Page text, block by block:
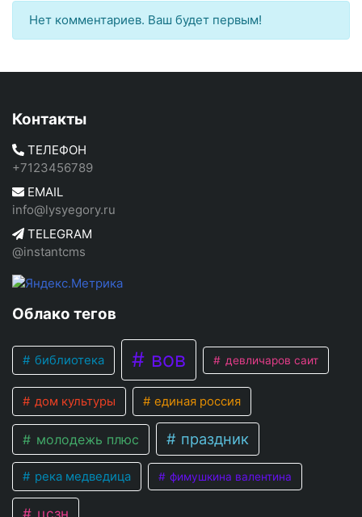
Нет комментариев. Ваш будет первым!
Контакты
ТЕЛЕФОН
+7123456789
EMAIL
info@lysyegory.ru
TELEGRAM
@instantcms
Облако тегов
библиотека вов девличаров саит
дом культуры единая россия
молодежь плюс праздник
река медведица фимушкина валентина